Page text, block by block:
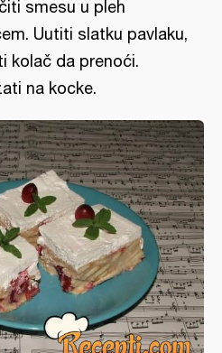
smesu u pleh
Uutiti slatku pavlaku,
kolač da prenoći.
na kocke.